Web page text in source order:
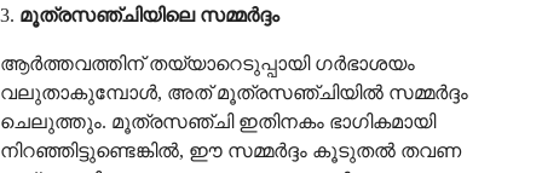
3. മൂത്രസഞ്ചിയിലെ സമ്മർദ്ദം
ആർത്തവത്തിന് തയ്യാറെടുപ്പായി ഗർഭാശയം
വലുതാകുമ്പോൾ, അത് മൂത്രസഞ്ചിയിൽ സമ്മർദ്ദം
ചെലുത്തും. മൂത്രസഞ്ചി ഇതിനകം ഭാഗികമായി
നിറഞ്ഞിട്ടുണ്ടെങ്കിൽ, ഈ സമ്മർദ്ദം കൂടുതൽ തവണ